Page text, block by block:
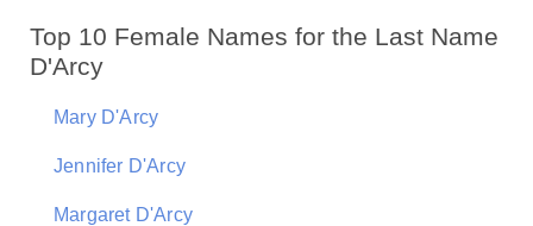
Top 10 Female Names for the Last Name
D'Arcy
Mary D'Arcy
Jennifer D'Arcy
Margaret D'Arcy